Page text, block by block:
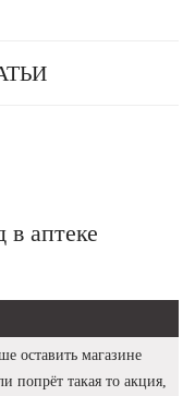
аптеке
оставить магазине
попрёт такая то акция,